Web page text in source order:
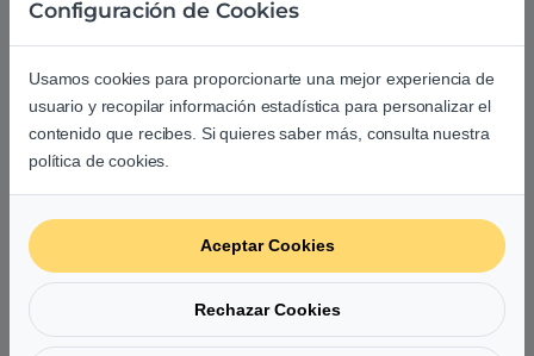
Aún no hay reseñas.
Preguntas y respuestas de los
usuarios sobre este producto
Configuración de Cookies
Usamos cookies para proporcionarte una mejor experiencia de
usuario y recopilar información estadística para personalizar el
contenido que recibes. Si quieres saber más, consulta nuestra
política de cookies.
Aceptar Cookies
Rechazar Cookies